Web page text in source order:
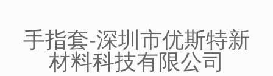
content手指套-深圳市优斯特新
材料科技有限公司